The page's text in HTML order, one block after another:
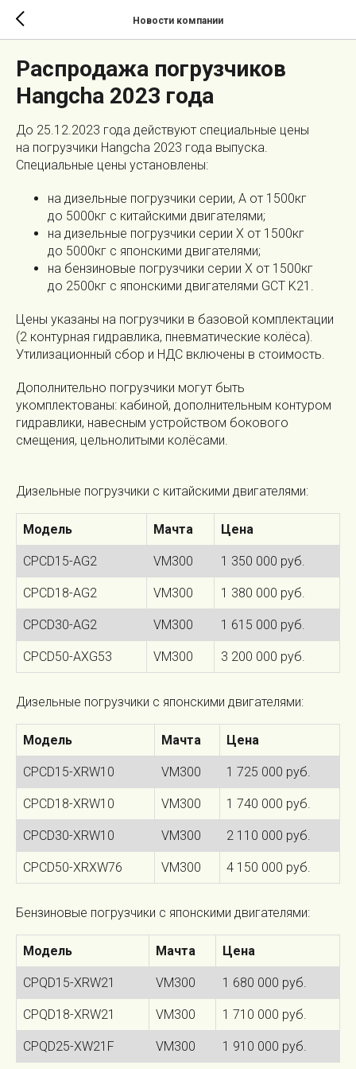
Новости компании
Распродажа погрузчиков
Hangcha 2023 года
До 25.12.2023 года действуют специальные цены
на погрузчики Hangcha 2023 года выпуска.
Специальные цены установлены:
на дизельные погрузчики серии, А от 1500кг
до 5000кг с китайскими двигателями;
на дизельные погрузчики серии X от 1500кг
до 5000кг с японскими двигателями;
на бензиновые погрузчики серии X от 1500кг
до 2500кг с японскими двигателями GCT K21.
Цены указаны на погрузчики в базовой комплектации
(2 контурная гидравлика, пневматические колёса).
Утилизационный сбор и НДС включены в стоимость.
Дополнительно погрузчики могут быть
укомплектованы: кабиной, дополнительным контуром
гидравлики, навесным устройством бокового
смещения, цельнолитыми колёсами.
Дизельные погрузчики с китайскими двигателями:
Модель Мачта Цена
CPCD15-AG2 VM300 1 350 000 руб.
CPCD18-AG2 VM300 1 380 000 руб.
CPCD30-AG2 VM300 1 615 000 руб.
CPCD50-AXG53 VM300 3 200 000 руб.
Дизельные погрузчики с японскими двигателями:
Модель Мачта Цена
CPCD15-XRW10 VM300 1 725 000 руб.
CPCD18-XRW10 VM300 1 740 000 руб.
CPCD30-XRW10 VM300 2 110 000 руб.
CPCD50-XRXW76 VM300 4 150 000 руб.
Бензиновые погрузчики с японскими двигателями:
Модель Мачта Цена
CPQD15-XRW21 VM300 1 680 000 руб.
CPQD18-XRW21 VM300 1 710 000 руб.
CPQD25-XW21F VM300 1 910 000 руб.